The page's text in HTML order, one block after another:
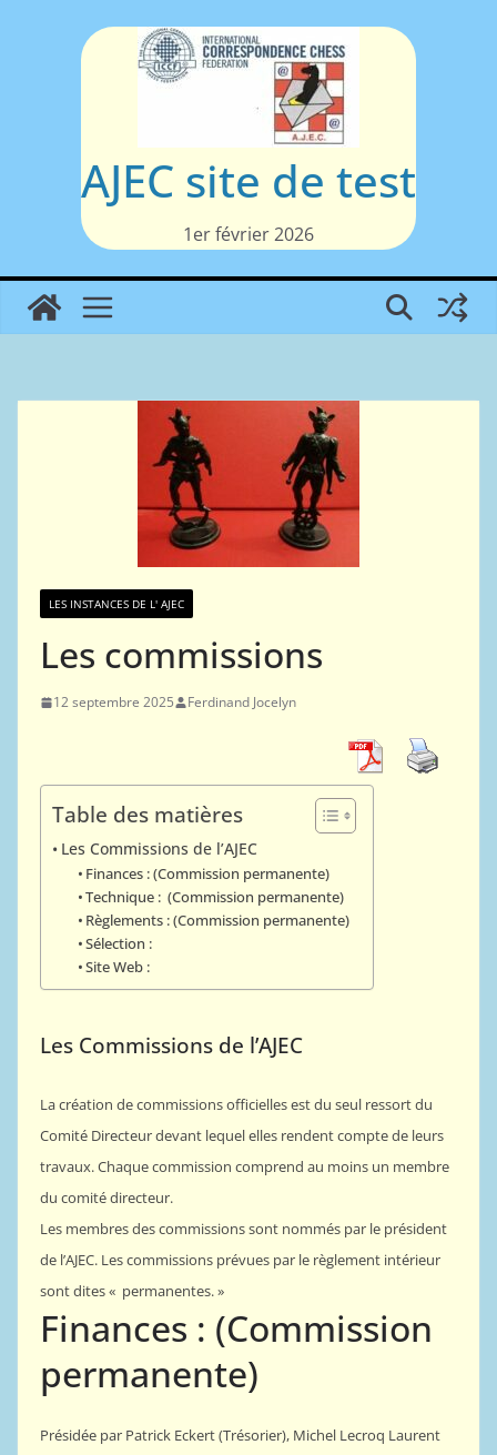
AJEC site de test
1er février 2026
LES INSTANCES DE L' AJEC
Les commissions
12 septembre 2025 Ferdinand Jocelyn
Table des matières
Les Commissions de l’AJEC
Finances : (Commission permanente)
Technique : (Commission permanente)
Règlements : (Commission permanente)
Sélection :
Site Web :
Les Commissions de l’AJEC
La création de commissions officielles est du seul ressort du
Comité Directeur devant lequel elles rendent compte de leurs
travaux. Chaque commission comprend au moins un membre
du comité directeur.
Les membres des commissions sont nommés par le président
de l’AJEC. Les commissions prévues par le règlement intérieur
sont dites « permanentes. »
Finances : (Commission
permanente)
Présidée par Patrick Eckert (Trésorier), Michel Lecroq Laurent